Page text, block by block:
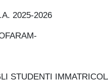
2025-2026
STUDENTI